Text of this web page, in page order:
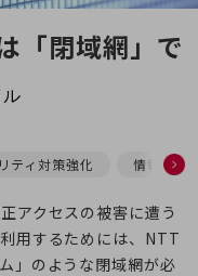
ル
「閉域網」で
ティ対策強化 情報セキ
アクセスの被害に遭う
用するためには、NTT
」のような閉域網が必